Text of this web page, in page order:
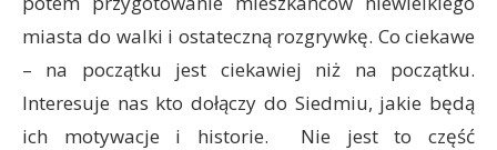
miasta do walki i ostateczną rozgrywkę. Co ciekawe
– na początku jest ciekawiej niż na początku.
Interesuje nas kto dołączy do Siedmiu, jakie będą
ich motywacje i historie. Nie jest to część